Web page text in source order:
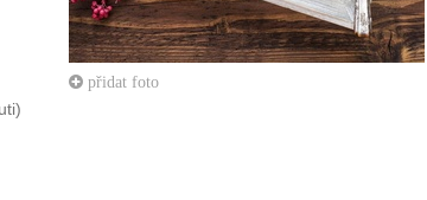
přidat foto